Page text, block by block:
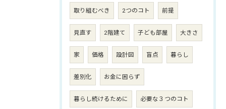
取り組むべき 2つのコト 前提
見直す 2階建て 子ども部屋 大きさ
家 価格 設計図 盲点 暮らし
差別化 お金に困らず
暮らし続けるために 必要な３つのコト